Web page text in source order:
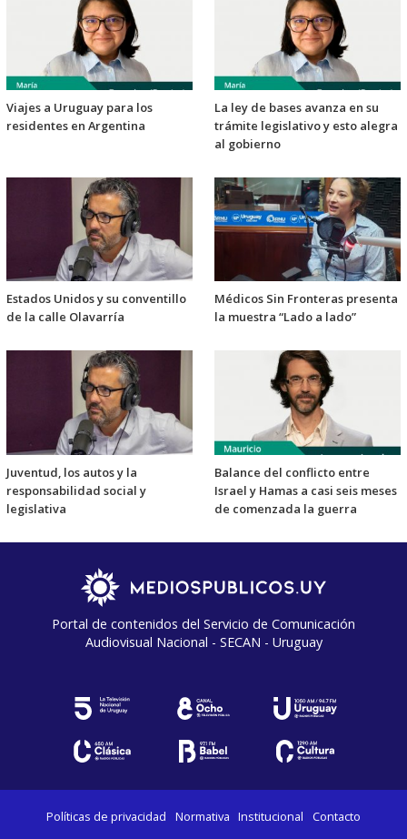
Viajes a Uruguay para los
residentes en Argentina
La ley de bases avanza en su
trámite legislativo y esto alegra
al gobierno
Estados Unidos y su conventillo
de la calle Olavarría
Médicos Sin Fronteras presenta
la muestra “Lado a lado”
Juventud, los autos y la
responsabilidad social y
legislativa
Balance del conflicto entre
Israel y Hamas a casi seis meses
de comenzada la guerra
Portal de contenidos del Servicio de Comunicación
Audiovisual Nacional - SECAN - Uruguay
Políticas de privacidad Normativa Institucional Contacto